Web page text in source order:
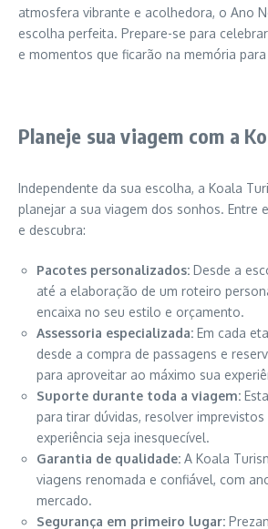
atmosfera vibrante e acolhedora, o Ano
escolha perfeita. Prepare-se para
e momentos que ficarão na memória
Planeje sua viagem com a
Independente da sua escolha, a Koala
planejar a sua viagem dos sonhos. Entre
e descubra:
Pacotes personalizados: Desde a
até a elaboração de um roteiro
encaixa no seu estilo e orçamento.
Assessoria especializada: Em cada
desde a compra de passagens e
para aproveitar ao máximo sua
Suporte durante toda a viagem:
para tirar dúvidas, resolver
experiência seja inesquecível.
Garantia de qualidade: A Koala
viagens renomada e confiável, com
mercado.
Segurança em primeiro lugar: